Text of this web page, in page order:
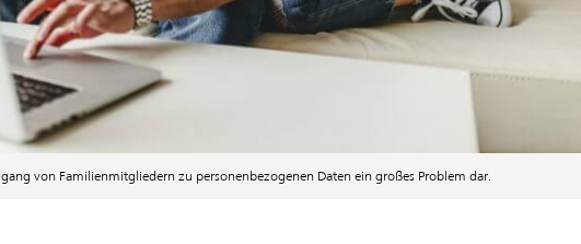
von Familienmitgliedern zu personenbezogenen Daten ein großes Problem dar.